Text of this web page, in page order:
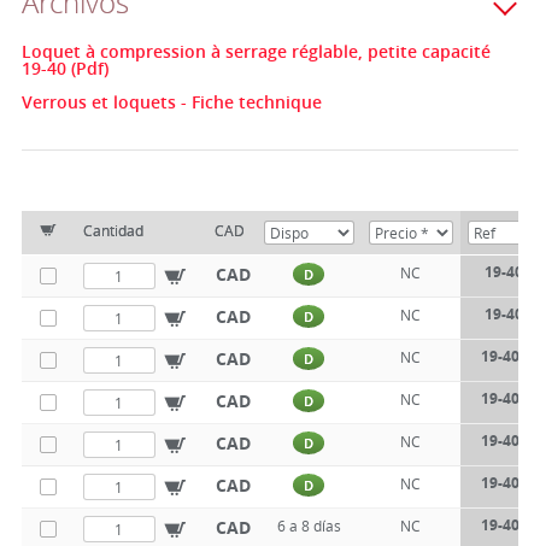
Loquet à compression à serrage réglable, petite capacité
19-40 (Pdf)
Verrous et loquets - Fiche technique
Cantidad CAD
CAD D NC 19-
CAD D NC 19-
CAD D NC 19-401-
CAD D NC 19-401-
CAD D NC 19-401-
CAD D NC 19-401-
CAD 6 a 8 días NC 19-401-